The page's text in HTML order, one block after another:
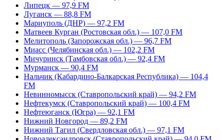
Липецк — 97,9 FM
Луганск — 88,8 FM
Мариуполь (ДНР) — 97,2 FM
Матвеев Курган (Ростовская обл.) — 107,0 FM
Мелитополь (Запорожская обл.) — 96,7 FM
Миасс (Челябинская обл.) — 102,2 FM
Мичуринск (Тамбовская обл.) — 92,4 FM
Мурманск — 90,4 FM
Нальчик (Кабардино-Балкарская Республика) — 104,4
FM
Невинномысск (Ставропольский край) — 94,2 FM
Нефтекумск (Ставропольский край) — 100,4 FM
Нефтеюганск (Югра) — 92,1 FM
Нижний Новгород — 89,2 FM
Нижний Тагил (Свердловская обл.) — 97,1 FM